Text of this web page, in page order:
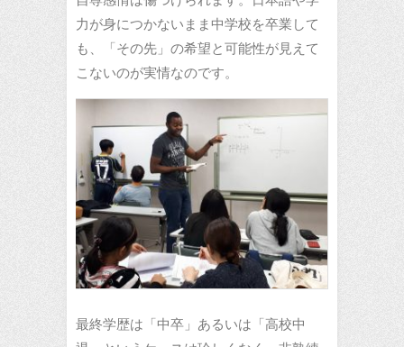
力が身につかないまま中学校を卒業して
も、「その先」の希望と可能性が見えて
こないのが実情なのです。
最終学歴は「中卒」あるいは「高校中